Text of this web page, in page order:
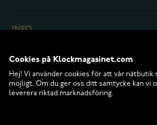
INFO
Cookies på Klockmagasinet.com
Hej! Vi använder cookies för att vår nätbutik
möjligt. Om du ger oss ditt samtycke kan vi
leverera riktad marknadsföring.